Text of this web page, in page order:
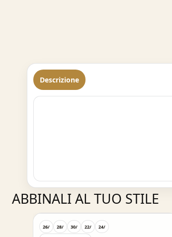
Descrizione
ABBINALI AL TUO STILE
26/ 28/ 30/ 22/ 24/